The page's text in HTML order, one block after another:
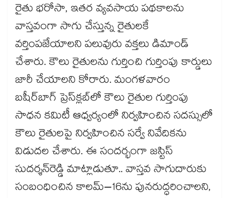
రైతు భరోసా, ఇతర వ్యవసాయ పథకాలను
వాస్తవంగా సాగు చేస్తున్న రైతులకే
వర్తింపజేయాలని పలువురు వక్తలు డిమాండ్
చేశారు. కౌలు రైతులను గుర్తించి గుర్తింపు కార్డులు
జారీ చేయాలని కోరారు. మంగళవారం
బషీర్‌‌‌‌బాగ్ ప్రెస్‌‌‌‌క్లబ్‌‌‌‌లో కౌలు రైతుల గుర్తింపు
సాధన కమిటీ ఆధ్వర్యంలో నిర్వహించిన సదస్సులో
కౌలు రైతులపై నిర్వహించిన సర్వే నివేదికను
విడుదల చేశారు. ఈ సందర్భంగా జస్టిస్
సుదర్శన్‌‌‌‌రెడ్డి మాట్లాడుతూ.. వాస్తవ సాగుదారుకు
సంబంధించిన కాలమ్–16ను పునరుద్ధరించాలని,